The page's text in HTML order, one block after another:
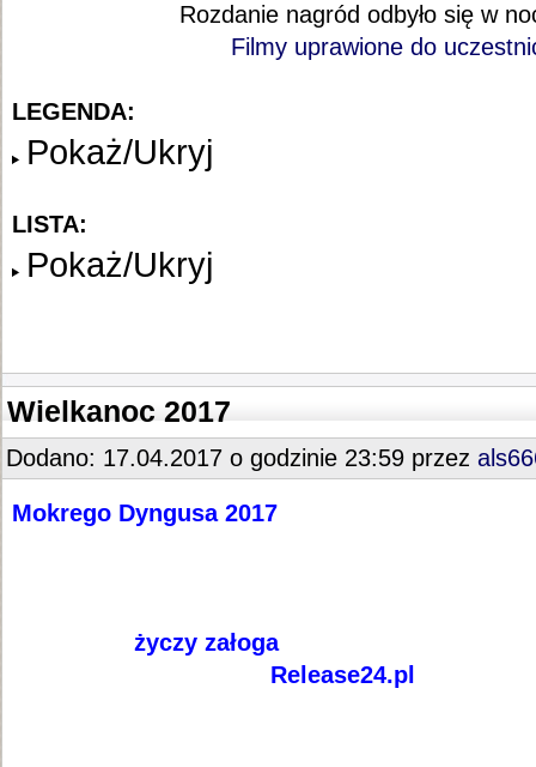
Rozdanie nagród odbyło się w
Filmy uprawione do
LEGENDA:
Pokaż/Ukryj
LISTA:
Pokaż/Ukryj
Wielkanoc 2017
Dodano: 17.04.2017 o godzinie 23:59 przez
Mokrego Dyngusa 2017
życzy załoga
Release24.pl